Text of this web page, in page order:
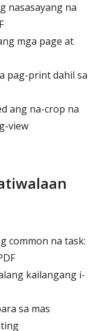
nasasayang na
mga page at
pag-print dahil sa
ang na-crop na
view
common na task:
kailangang i-
sa mas